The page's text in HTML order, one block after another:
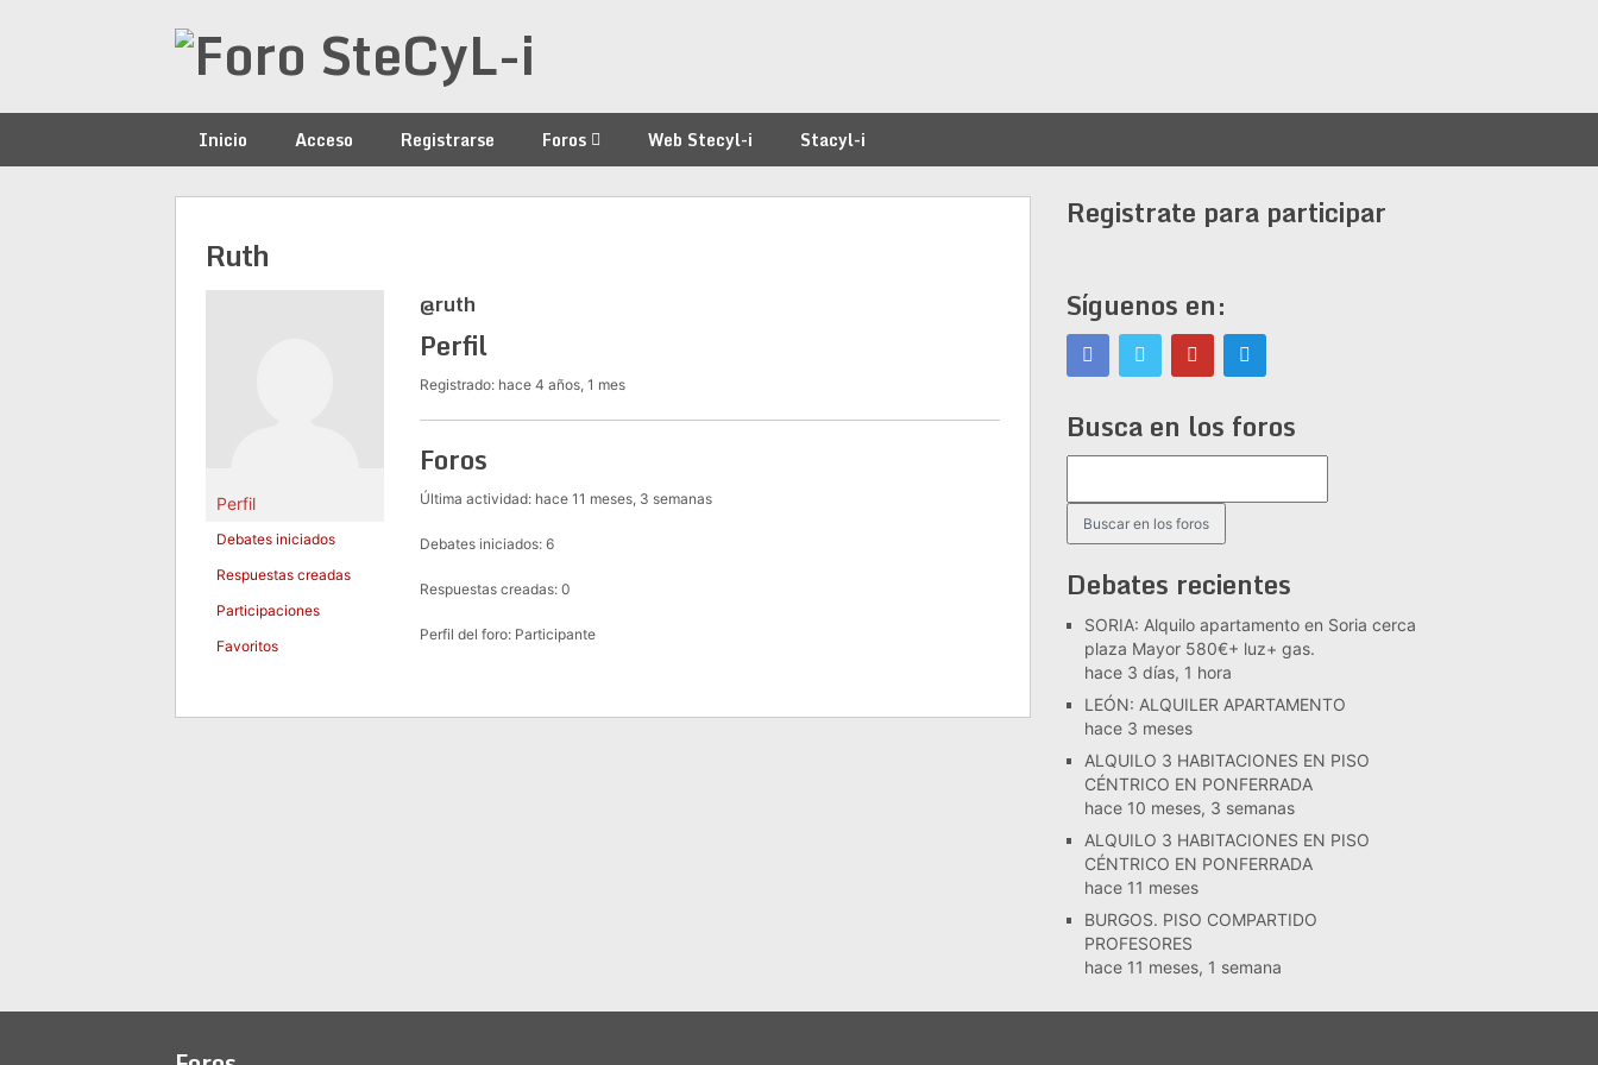
Inicio Acceso Registrarse Foros Web Stecyl-i Stacyl-i
Ruth
Perfil
Debates iniciados
Respuestas creadas
Participaciones
Favoritos
@ruth
Perfil
Registrado: hace 4 años, 1 mes
Foros
Última actividad: hace 11 meses, 3 semanas
Debates iniciados: 6
Respuestas creadas: 0
Perfil del foro: Participante
Registrate para participar
Síguenos en:
Busca en los foros
Debates recientes
SORIA: Alquilo apartamento en Soria cerca
plaza Mayor 580€+ luz+ gas.
hace 3 días, 1 hora
LEÓN: ALQUILER APARTAMENTO
hace 3 meses
ALQUILO 3 HABITACIONES EN PISO
CÉNTRICO EN PONFERRADA
hace 10 meses, 3 semanas
ALQUILO 3 HABITACIONES EN PISO
CÉNTRICO EN PONFERRADA
hace 11 meses
BURGOS. PISO COMPARTIDO
PROFESORES
hace 11 meses, 1 semana